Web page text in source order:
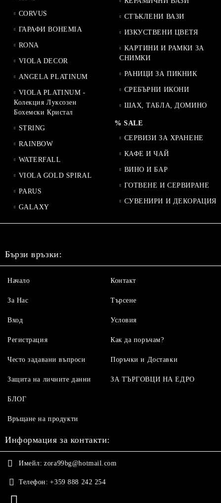
CORVUS
ГАРАФИ BOHEMIA
RONA
VIOLA DECOR
ANGELA PLATINUM
VIOLA PLATINUM -
Колекция Луксозен
Бохемски Кристал
STRING
RAINBOW
WATERFALL
VIOLA GOLD SPIRAL
PARUS
GALAXY
СТЪКЛЕНИ ВАЗИ
ИЗКУСТВЕНИ ЦВЕТЯ
КАРТИНИ И РАМКИ ЗА
СНИМКИ
РАНИЦИ ЗА ПИКНИК
СРЕБЪРНИ ИКОНИ
ШАХ, ТАБЛА, ДОМИНО
% SALE
СЕРВИЗИ ЗА ХРАНЕНЕ
КАФЕ И ЧАЙ
ВИНО И БАР
ГОТВЕНЕ И СЕРВИРАНЕ
СУВЕНИРИ И ДЕКОРАЦИЯ
Бързи връзки:
Начало
За Нас
Вход
Регистрация
Контакт
Търсене
Условия
Как да поръчам?
Често задавани въпроси
Защита на личните данни
БЛОГ
Връщане на продукти
Поръчки и Доставки
ЗА ТЪРГОВЦИ НА ЕДРО
Информация за контакти:
Имейл: zora99bg@hotmail.com
Телефон: +359 888 242 254